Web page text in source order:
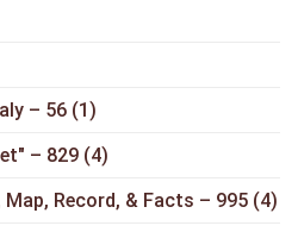
– 56 (1)
– 829 (4)
Record, & Facts – 995 (4)